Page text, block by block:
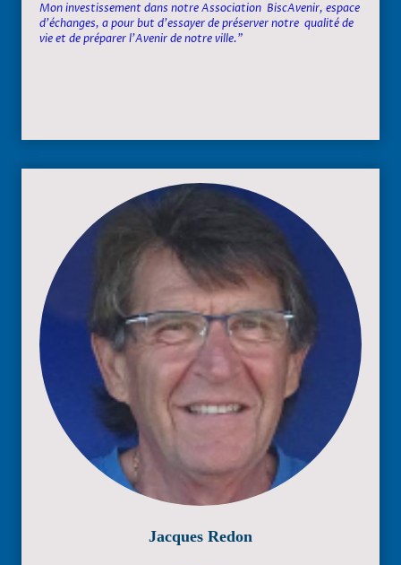
Mon investissement dans notre Association BiscAvenir, espace
d'échanges, a pour but d'essayer de préserver notre qualité de
vie et de préparer l'Avenir de notre ville."
Jacques Redon